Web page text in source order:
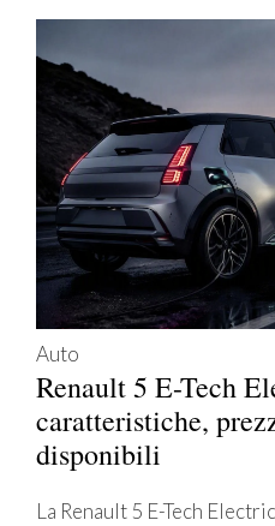
Auto
Renault 5 E-Tech
caratteristiche,
disponibili
La Renault 5 E-Tech